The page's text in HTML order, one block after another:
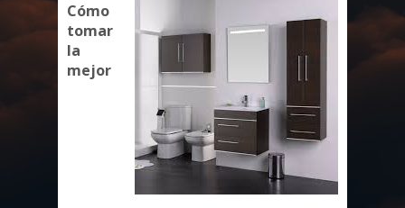
Cómo
tomar
la
mejor